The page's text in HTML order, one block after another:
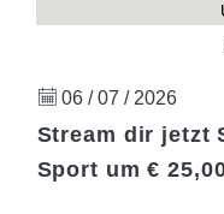
06 / 07 / 2026
Stream dir jetzt
Sport um €